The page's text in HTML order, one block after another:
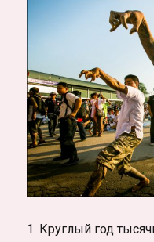
1. Круглый год